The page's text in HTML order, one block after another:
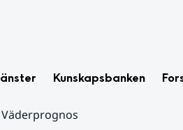
Kunskapsbanken
Väderprognos